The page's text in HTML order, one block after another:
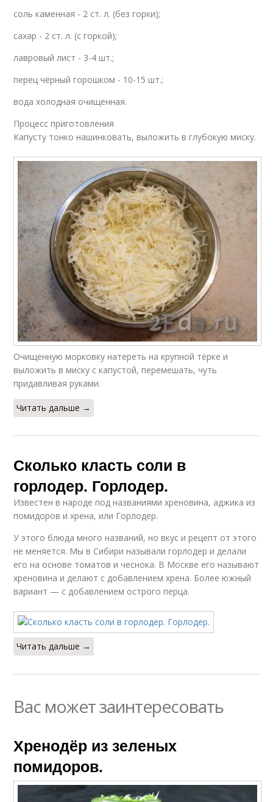
соль каменная - 2 ст. л. (без горки);
сахар - 2 ст. л. (с горкой);
лавровый лист - 3-4 шт.;
перец чёрный горошком - 10-15 шт.;
вода холодная очищенная.
Процесс приготовления
Капусту тонко нашинковать, выложить в глубокую миску.
Очищенную морковку натереть на крупной тёрке и
выложить в миску с капустой, перемешать, чуть
придавливая руками.
Читать дальше →
Сколько класть соли в
горлодер. Горлодер.
Известен в народе под названиями хреновина, аджика из
помидоров и хрена, или Горлодер.
У этого блюда много названий, но вкус и рецепт от этого
не меняется. Мы в Сибири называли горлодер и делали
его на основе томатов и чеснока. В Москве его называют
хреновина и делают с добавлением хрена. Более южный
вариант — с добавлением острого перца.
Читать дальше →
Вас может заинтересовать
Хренодёр из зеленых
помидоров.